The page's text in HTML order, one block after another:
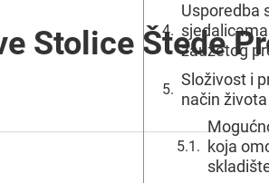
Stolice Štede
Usporedba
zauzetog
Složivost i
način života
koja